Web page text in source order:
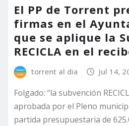
El PP de Torrent
firmas en el
que se aplique la
RECICLA en el
torrent al dia Jul 14,
Folgado: “la subvención
aprobada por el Pleno
partida presupuestaria de